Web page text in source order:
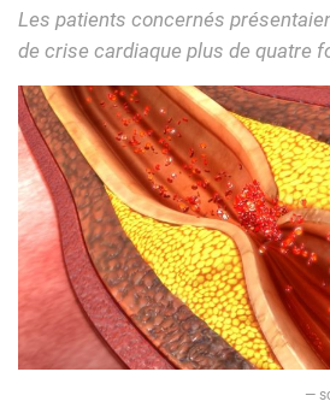
Les patients concernés
de crise cardiaque plus de quatre
—